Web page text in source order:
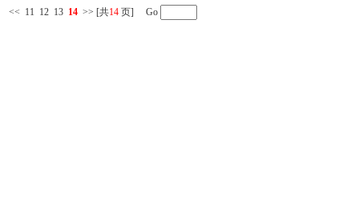
<< 11 12 13 14 >> [共14 页] Go